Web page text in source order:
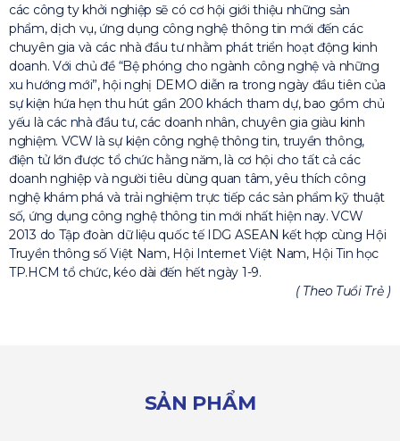
các công ty khởi nghiệp sẽ có cơ hội giới thiệu những sản
phẩm, dịch vụ, ứng dụng công nghệ thông tin mới đến các
chuyên gia và các nhà đầu tư nhằm phát triển hoạt động kinh
doanh. Với chủ đề “Bệ phóng cho ngành công nghệ và những
xu hướng mới”, hội nghị DEMO diễn ra trong ngày đầu tiên của
sự kiện hứa hẹn thu hút gần 200 khách tham dự, bao gồm chủ
yếu là các nhà đầu tư, các doanh nhân, chuyên gia giàu kinh
nghiệm. VCW là sự kiện công nghệ thông tin, truyền thông,
điện tử lớn được tổ chức hằng năm, là cơ hội cho tất cả các
doanh nghiệp và người tiêu dùng quan tâm, yêu thích công
nghệ khám phá và trải nghiệm trực tiếp các sản phẩm kỹ thuật
số, ứng dụng công nghệ thông tin mới nhất hiện nay. VCW
2013 do Tập đoàn dữ liệu quốc tế IDG ASEAN kết hợp cùng Hội
Truyền thông số Việt Nam, Hội Internet Việt Nam, Hội Tin học
TP.HCM tổ chức, kéo dài đến hết ngày 1-9.
( Theo Tuổi Trẻ )
SẢN PHẨM